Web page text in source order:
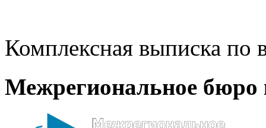
Комплексная выписка
Межрегиональное бюро